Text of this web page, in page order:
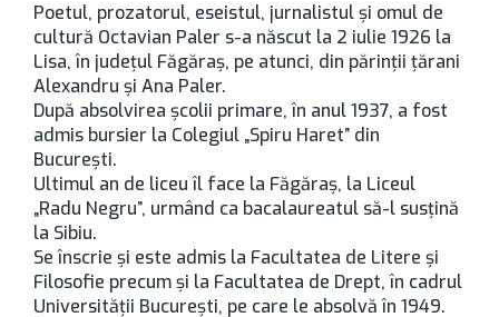
Poetul, prozatorul, eseistul, jurnalistul şi omul de
cultură Octavian Paler s-a născut la 2 iulie 1926 la
Lisa, în judeţul Făgăraş, pe atunci, din părinţii ţărani
Alexandru şi Ana Paler.
După absolvirea şcolii primare, în anul 1937, a fost
admis bursier la Colegiul „Spiru Haret” din
Bucureşti.
Ultimul an de liceu îl face la Făgăraş, la Liceul
„Radu Negru”, urmând ca bacalaureatul să-l susţină
la Sibiu.
Se înscrie şi este admis la Facultatea de Litere şi
Filosofie precum şi la Facultatea de Drept, în cadrul
Universităţii Bucureşti, pe care le absolvă în 1949.